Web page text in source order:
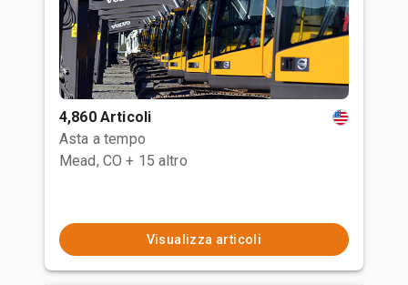
4,860 Articoli
Asta a tempo
Mead, CO + 15 altro
Visualizza articoli